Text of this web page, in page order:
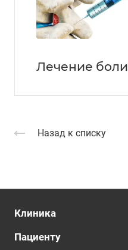
Лечение боли
Назад к списку
Клиника
Пациенту